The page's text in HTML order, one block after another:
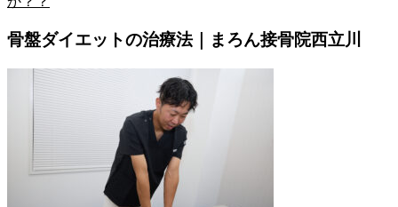
骨盤ダイエットの治療法｜まろん接骨院西立川